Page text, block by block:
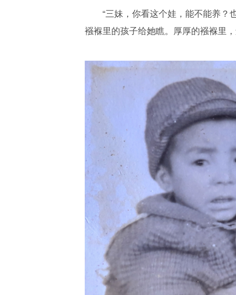
“三妹，你看这个娃，能不能养？
襁褓里的孩子给她瞧。厚厚的襁褓里，